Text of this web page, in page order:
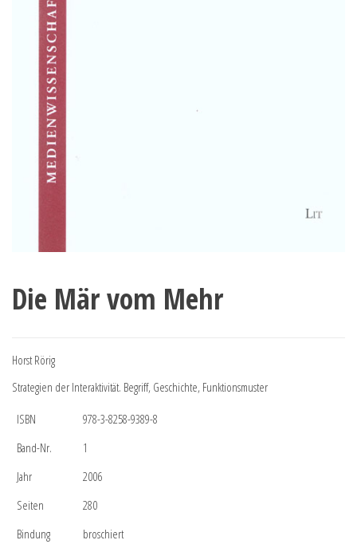
Die Mär vom Mehr
Horst Rörig
Strategien der Interaktivität. Begriff, Geschichte, Funktionsmuster
ISBN
978-3-8258-9389-8
Band-Nr.
1
Jahr
2006
Seiten
280
Bindung
broschiert